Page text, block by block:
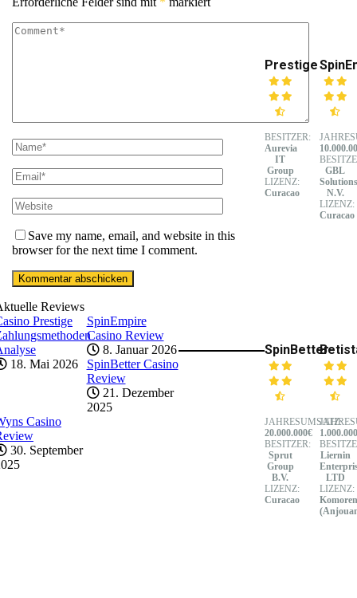
Save my name, email, and website in this
browser for the next time I comment.
Prestige
BESITZER:
Aurevia
IT
Group
LIZENZ:
Curacao
GBL
Solutions
N.V.
LIZENZ:
Curacao
SpinBetter
JAHRESUMSATZ:
20.000.000€
BESITZER:
Sprut
Group
B.V.
LIZENZ:
Curacao
Liernin
LTD
LIZENZ:
Komoren
Reviews
Prestige
18. Mai 2026
SpinEmpire
Casino Review
8. Januar 2026
SpinBetter Casino
Review
21. Dezember
2025
Casino
30. September